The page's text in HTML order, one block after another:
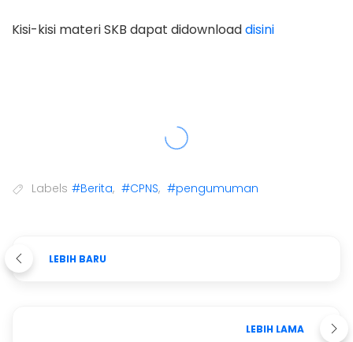
Kisi-kisi materi SKB dapat didownloaddisini
Labels #Berita, #CPNS, #pengumuman
LEBIH BARU
LEBIH LAMA